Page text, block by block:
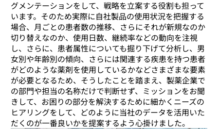
グメンテーションをして、戦略を立案する役割も担って
います。そのため実際に自社製品の使用状況を把握する
場合、月ごとの患者数の推移、さらにそれが新規なのか
切り替えなのか、使用日数、継続率などの動向を注視
し、さらに、患者属性についても掘り下げて分析し、男
女別や年齢別の傾向、さらには関連する疾患を持つ患者
がどのような薬剤を使用しているかなどさまざまな要素
が必要となるため、そうしたことを踏まえ、製薬企業で
の部門や担当の名称だけで判断せず、ミッションをお聞
きして、お困りの部分を解決するために細かくニーズの
ヒアリングをして、どのように当社のデータを活用いた
だくのが一番良いかを提案するよう心掛けました。